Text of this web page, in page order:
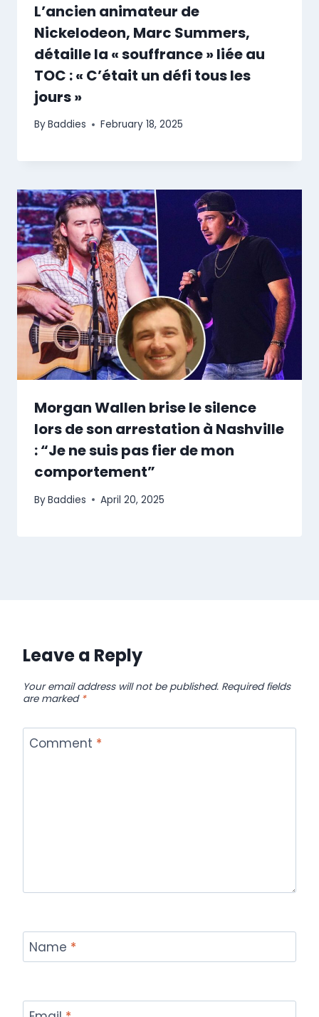
L’ancien animateur de
Nickelodeon, Marc Summers,
détaille la « souffrance » liée au
TOC : « C’était un défi tous les
jours »
ByBaddies February 18, 2025
Morgan Wallen brise le silence
lors de son arrestation à Nashville
: “Je ne suis pas fier de mon
comportement”
ByBaddies April 20, 2025
Leave a Reply
Your email address will not be published. Required fields
are marked *
Comment *
Name *